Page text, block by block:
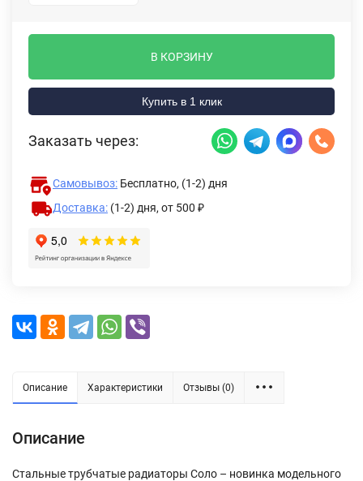
В КОРЗИНУ
Купить в 1 клик
Заказать через:
Самовывоз: Бесплатно, (1-2) дня
Доставка: (1-2) дня, от 500 ₽
Описание Характеристики Отзывы (0)
Описание
Стальные трубчатые радиаторы Соло – новинка модельного